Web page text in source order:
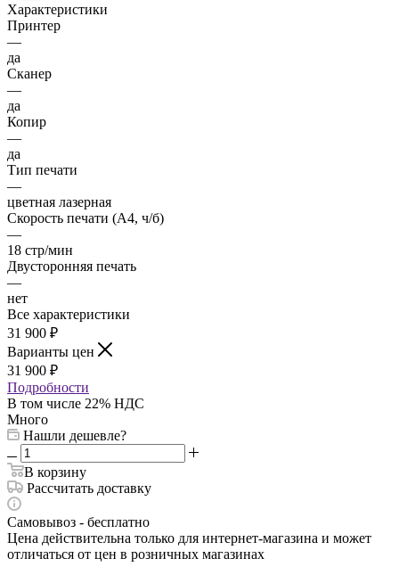
Характеристики
Принтер
—
да
Сканер
—
да
Копир
—
да
Тип печати
—
цветная лазерная
Скорость печати (А4, ч/б)
—
18 стр/мин
Двусторонняя печать
—
нет
Все характеристики
31 900 ₽
Варианты цен
31 900 ₽
Подробности
В том числе 22% НДС
Много
Нашли дешевле?
В корзину
Рассчитать доставку
Самовывоз - бесплатно
Цена действительна только для интернет-магазина и может
отличаться от цен в розничных магазинах